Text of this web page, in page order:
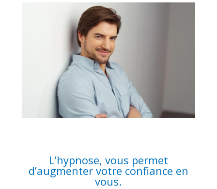
L’hypnose, vous permet
d’augmenter votre confiance en
vous.